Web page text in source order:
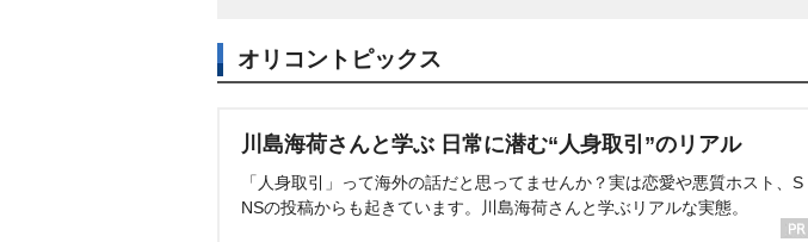
オリコントピックス
川島海荷さんと学ぶ 日常に潜む“人身取引”のリアル
「人身取引」って海外の話だと思ってませんか？実は恋愛や悪質ホスト、S
NSの投稿からも起きています。川島海荷さんと学ぶリアルな実態。